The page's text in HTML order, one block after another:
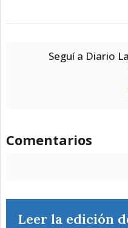
Seguí a Diario
Comentarios
Leer la edición